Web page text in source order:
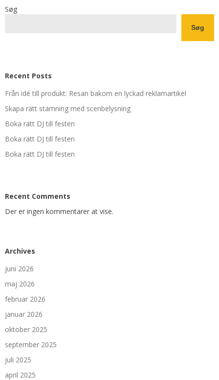
Søg
Søg
Recent Posts
Från idé till produkt: Resan bakom en lyckad reklamartikel
Skapa rätt stämning med scenbelysning
Boka rätt DJ till festen
Boka rätt DJ till festen
Boka rätt DJ till festen
Recent Comments
Der er ingen kommentarer at vise.
Archives
juni 2026
maj 2026
februar 2026
januar 2026
oktober 2025
september 2025
juli 2025
april 2025